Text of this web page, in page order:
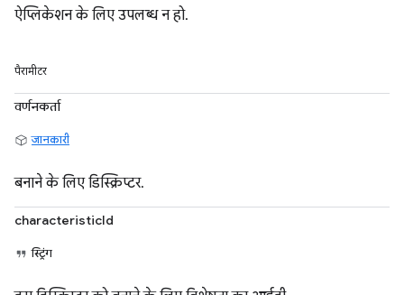
ऐप्लिकेशन के लिए उपलब्ध न हो.
पैरामीटर
वर्णनकर्ता
जानकारी
बनाने के लिए डिस्क्रिप्टर.
characteristicId
स्ट्रिंग